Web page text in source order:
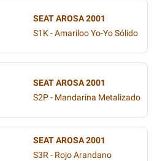
SEAT AROSA 2001
S1K - Amariloo Yo-Yo Sólido
SEAT AROSA 2001
S2P - Mandarina Metalizado
SEAT AROSA 2001
S3R - Rojo Arandano